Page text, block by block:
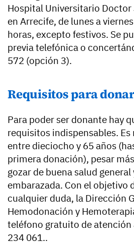
Hospital Universitario Doctor
en Arrecife, de lunes a
horas, excepto festivos. Se
previa telefónica o
572 (opción 3).
Requisitos para
Para poder ser donante hay
requisitos indispensables.
entre dieciocho y 65 años
primera donación), pesar
gozar de buena salud general
embarazada. Con el objetivo
cualquier duda, la Dirección
Hemodonación y
teléfono gratuito de atención
234 061..